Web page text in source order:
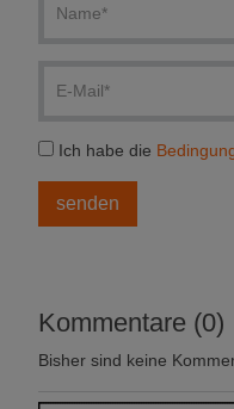
Ich habe die
Kommentare (0)
Bisher sind keine